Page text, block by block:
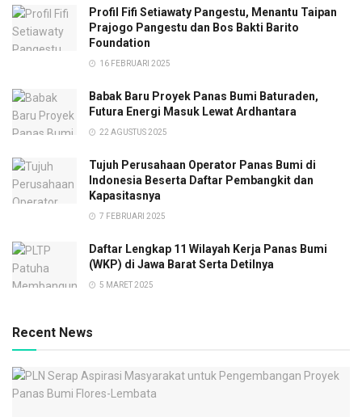
Profil Fifi Setiawaty Pangestu, Menantu Taipan
Prajogo Pangestu dan Bos Bakti Barito
Foundation
16 FEBRUARI 2025
Babak Baru Proyek Panas Bumi Baturaden,
Futura Energi Masuk Lewat Ardhantara
22 AGUSTUS 2025
Tujuh Perusahaan Operator Panas Bumi di
Indonesia Beserta Daftar Pembangkit dan
Kapasitasnya
7 FEBRUARI 2025
Daftar Lengkap 11 Wilayah Kerja Panas Bumi
(WKP) di Jawa Barat Serta Detilnya
5 MARET 2025
Recent News